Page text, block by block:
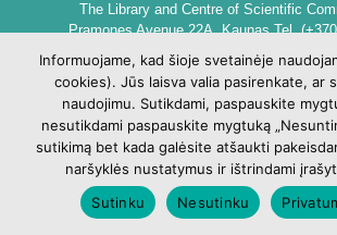
The Library and Centre of Scientific
Pramones Avenue 22A, Kaunas Tel.
biblioteka@go.kauko.lt
Head of the Library dr. Lina
Kauno kolegijos biblioteka ir mokslinės
Pramonės pr. 22A, Kaunas Tel. +370
biblioteka@go.kauko.lt
Bibliotekos vadovė Lina
Informuojame, kad šioje svetainėje
cookies). Jūs laisva valia pasirenkate, ar
naudojimu. Sutikdami, paspauskite
nesutikdami paspauskite mygtuką
sutikimą bet kada galėsite atšaukti
naršyklės nustatymus ir ištrindami
Sutinku
Nesutinku